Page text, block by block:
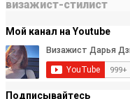
визажист-стилист
Мой канал на Youtube
Подписывайтесь